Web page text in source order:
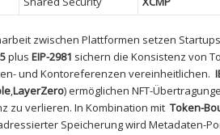
zwischen Plattformen setzen
plus EIP-2981 sichern die ‍Konsistenz von⁤
und‍ Kontoreferenzen vereinheitlichen.
,LayerZero) ⁢ermöglichen NFT-
‍zu verlieren. In Kombination⁤ mit Token-
Speicherung ​wird Metadaten-